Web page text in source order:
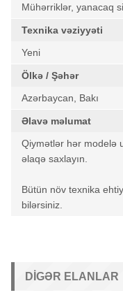
Mühərriklər, yanacaq
Texnika vəziyyəti
Yeni
Ölkə / Şəhər
Azərbaycan, Bakı
Əlavə məlumat
Qiymətlər hər modelə
əlaqə saxlayın.
Bütün növ texnika
bilərsiniz.
DIGƏR ELANLAR